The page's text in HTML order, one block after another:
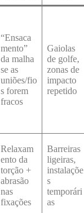
“Ensaca
mento”
da malha
se as
uniões/fio
s forem
fracos
Gaiolas
de golfe,
zonas de
impacto
repetido
Relaxam
ento da
torção +
abrasão
nas
fixações
Barreiras
ligeiras,
instalaçõe
s
temporári
as